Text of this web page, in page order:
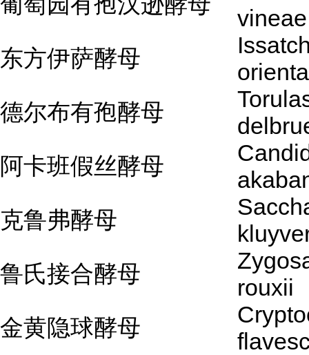
vineae
东方伊萨酵母
德尔布有孢酵母
阿卡班假丝酵母
克鲁弗酵母
鲁氏接合酵母
rouxii
金黄隐球酵母